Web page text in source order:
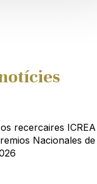
recercaires
Nacionales